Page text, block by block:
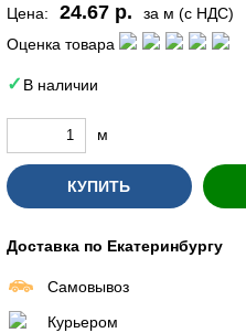
Цена: 24.67 р.
за м (с НДС)
Оценка товара
В наличии
м
КУПИТЬ
Доставка по Екатеринбургу
Самовывоз
Курьером